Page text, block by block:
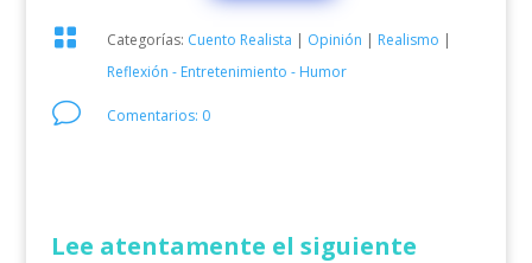
 Categorías: Cuento Realista | Opinión | Realismo |
Reflexión - Entretenimiento - Humor
v Comentarios: 0
Lee atentamente el siguiente